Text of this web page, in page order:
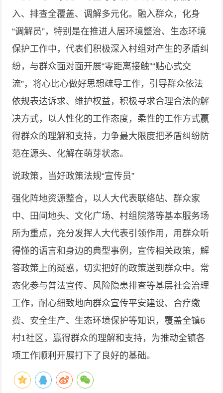
入、排查全覆盖、调解多元化。融入群众，化身
“调解员”，特别是在推进人居环境整治、生态环境
保护工作中，代表们积极深入村组对产生的矛盾纠
纷，与群众面对面开展“零距离接触”“贴心式交
流”，将心比心做好思想疏导工作，引导群众依法
依规表达诉求、维护权益，积极寻求合理合法的解
决方式，以人性化的工作态度，柔性的工作方式赢
得群众的理解和支持，力争最大限度把矛盾纠纷防
范在源头、化解在萌芽状态。
说政策，当好政策法规“宣传员”
强化阵地资源整合，以人大代表联络站、群众家
中、田间地头、文化广场、村组院落等基本服务场
所为重点，充分发挥人大代表引领作用，用群众听
得懂的语言和身边的典型事例，宣传相关政策，解
答政策上的疑惑，切实把好的政策送到群众中。常
态化参与普法宣传、风险隐患排查等基层社会治理
工作，耐心细致地向群众宣传平安建设、合疗缴
费、安全生产、生态环境保护等知识，覆盖全镇6
村1社区，赢得群众的理解和支持，为推动全镇各
项工作顺利开展打下了良好的基础。